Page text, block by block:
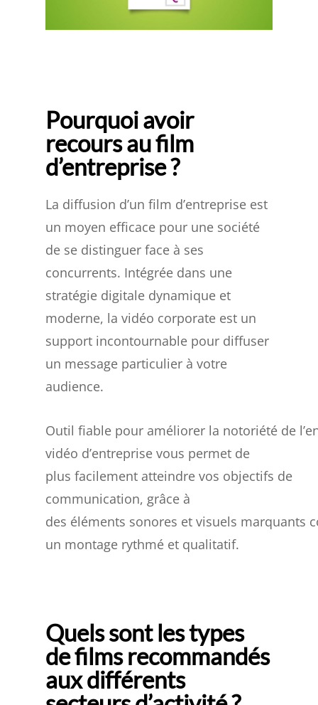
Pourquoi avoir
recours au film
d’entreprise ?
La diffusion d’un film d’entreprise est
un moyen efficace pour une société
de se distinguer face à ses
concurrents. Intégrée dans une
stratégie digitale dynamique et
moderne, la vidéo corporate est un
support incontournable pour diffuser
un message particulier à votre
audience.
Outil fiable pour améliorer la notoriété de
vidéo d’entreprise vous permet de
plus facilement atteindre vos objectifs de
communication, grâce à
des éléments sonores et visuels marquants
un montage rythmé et qualitatif.
Quels sont les types
de films recommandés
aux différents